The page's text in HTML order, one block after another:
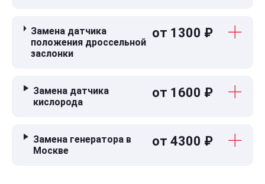
Замена датчика
положения дроссельной
заслонки
от 1300 ₽
Замена датчика
кислорода
от 1600 ₽
Замена генератора в
Москве
от 4300 ₽